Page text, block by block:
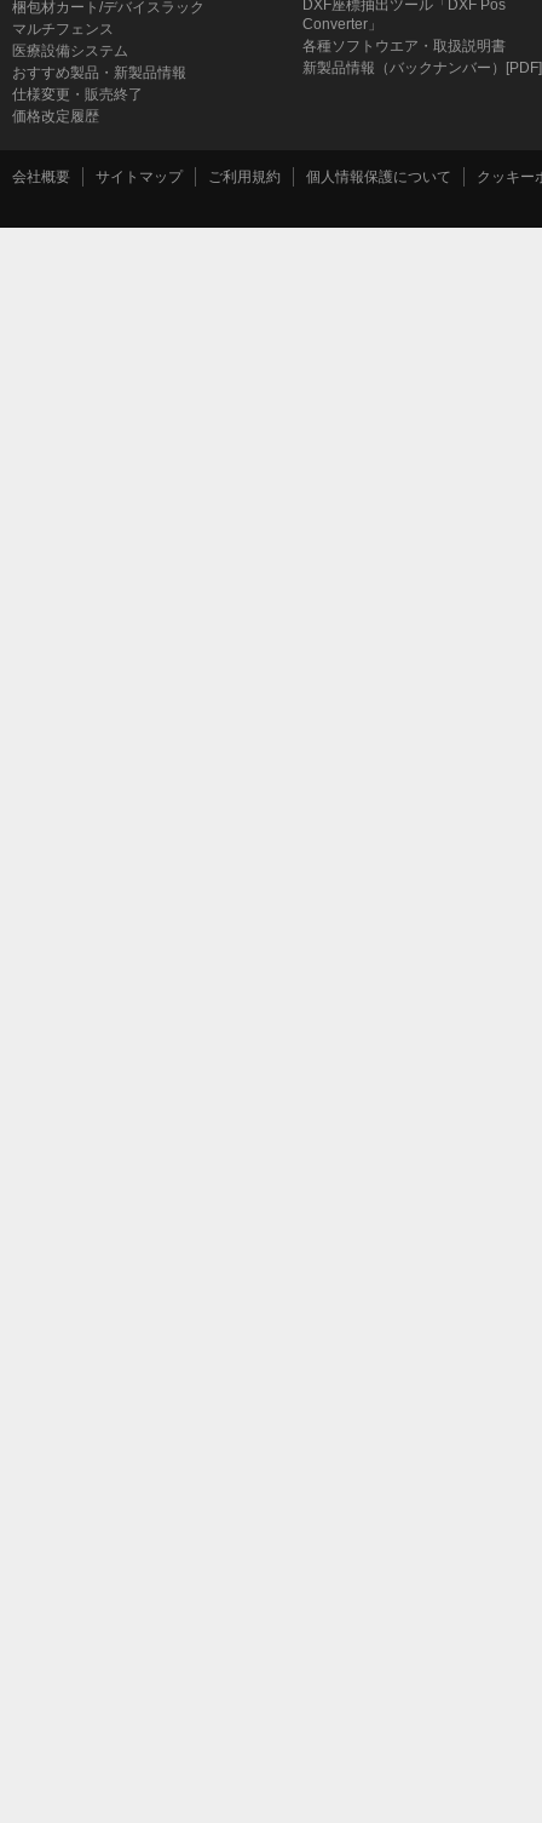
梱包材カート/デバイスラック
マルチフェンス
医療設備システム
おすすめ製品・新製品情報
仕様変更・販売終了
価格改定履歴
DXF座標抽出ツール「DXF Pos
Converter」
各種ソフトウエア・取扱説明書
新製品情報（バックナンバー）[PDF]
会社概要 サイトマップ ご利用規約 個人情報保護について クッキー